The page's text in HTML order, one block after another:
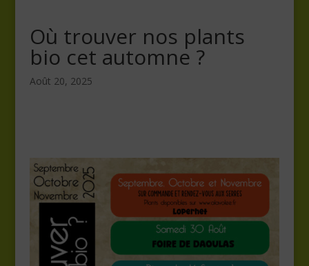
Où trouver nos plants
bio cet automne ?
Août 20, 2025